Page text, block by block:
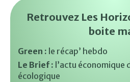
Retrouvez Les
boite
Green : le récap’ hebdo
Le Brief : l’actu économique
écologique